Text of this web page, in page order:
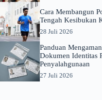
Cara Membangun
Tengah Kesibukan
28 Juli 2026
Panduan
Dokumen Identitas
Penyalahgunaan
27 Juli 2026